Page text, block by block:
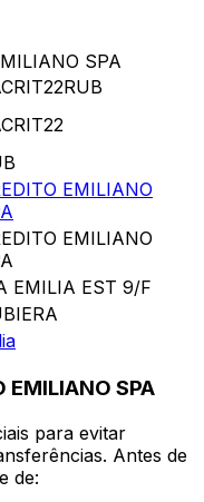
SPA
EMILIANO
EMILIANO
EMILIA EST 9/F
SPA
para evitar
Antes de
de: